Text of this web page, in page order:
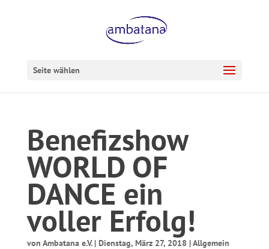
Seite wählen
Benefizshow
WORLD OF
DANCE ein
voller Erfolg!
von Ambatana e.V.| Dienstag, März 27, 2018 |Allgemein